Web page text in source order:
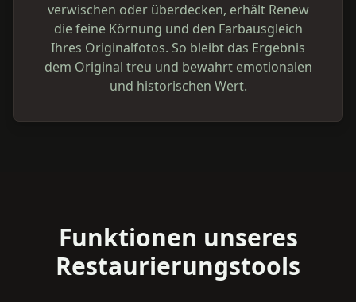
verwischen oder überdecken, erhält Renew
die feine Körnung und den Farbausgleich
Ihres Originalfotos. So bleibt das Ergebnis
dem Original treu und bewahrt emotionalen
und historischen Wert.
Funktionen unseres
Restaurierungstools